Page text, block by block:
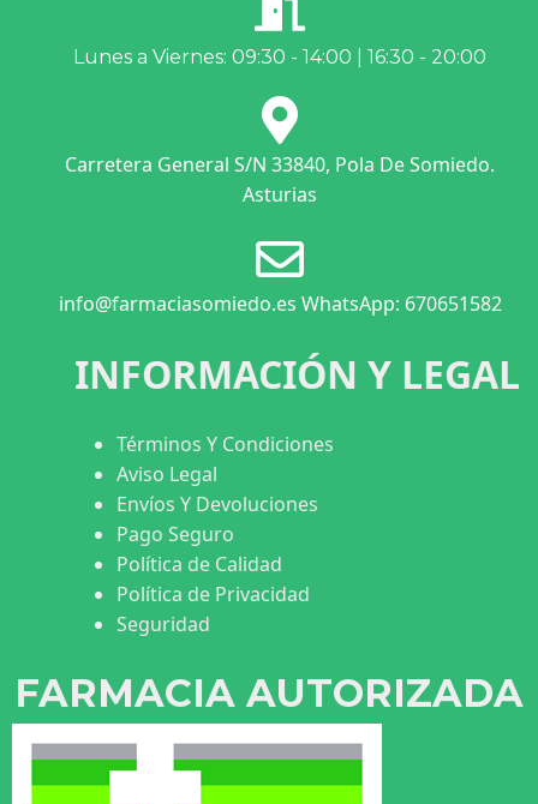
Lunes a Viernes: 09:30 - 14:00 | 16:30 - 20:00
Carretera General S/N 33840, Pola De Somiedo.
Asturias
info@farmaciasomiedo.es WhatsApp: 670651582
INFORMACIÓN Y LEGAL
Términos Y Condiciones
Aviso Legal
Envíos Y Devoluciones
Pago Seguro
Política de Calidad
Política de Privacidad
Seguridad
FARMACIA AUTORIZADA